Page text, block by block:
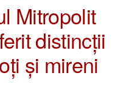
Mitropolit
distincții
și mireni